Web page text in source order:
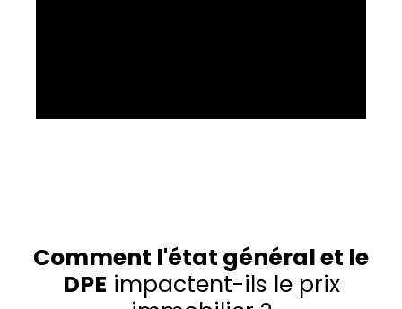
Comment l'état général et le
DPE impactent-ils le prix